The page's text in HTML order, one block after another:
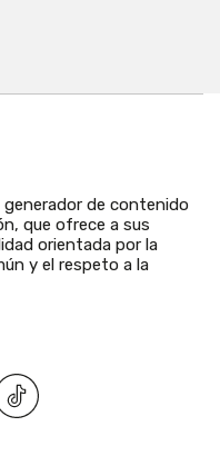
de contenido
que ofrece a sus
orientada por la
y el respeto a la